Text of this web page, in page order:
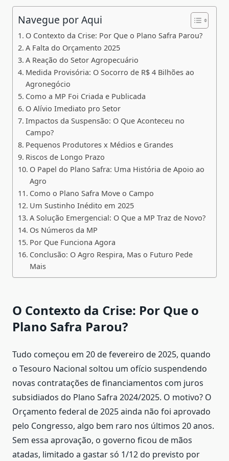
Navegue por Aqui
O Contexto da Crise: Por Que o Plano Safra Parou?
A Falta do Orçamento 2025
A Reação do Setor Agropecuário
Medida Provisória: O Socorro de R$ 4 Bilhões ao
Agronegócio
Como a MP Foi Criada e Publicada
O Alívio Imediato pro Setor
Impactos da Suspensão: O Que Aconteceu no
Campo?
Pequenos Produtores x Médios e Grandes
Riscos de Longo Prazo
O Papel do Plano Safra: Uma História de Apoio ao
Agro
Como o Plano Safra Move o Campo
Um Sustinho Inédito em 2025
A Solução Emergencial: O Que a MP Traz de Novo?
Os Números da MP
Por Que Funciona Agora
Conclusão: O Agro Respira, Mas o Futuro Pede
Mais
O Contexto da Crise: Por Que o
Plano Safra Parou?
Tudo começou em 20 de fevereiro de 2025, quando
o Tesouro Nacional soltou um ofício suspendendo
novas contratações de financiamentos com juros
subsidiados do Plano Safra 2024/2025. O motivo? O
Orçamento federal de 2025 ainda não foi aprovado
pelo Congresso, algo bem raro nos últimos 20 anos.
Sem essa aprovação, o governo ficou de mãos
atadas, limitado a gastar só 1/12 do previsto por